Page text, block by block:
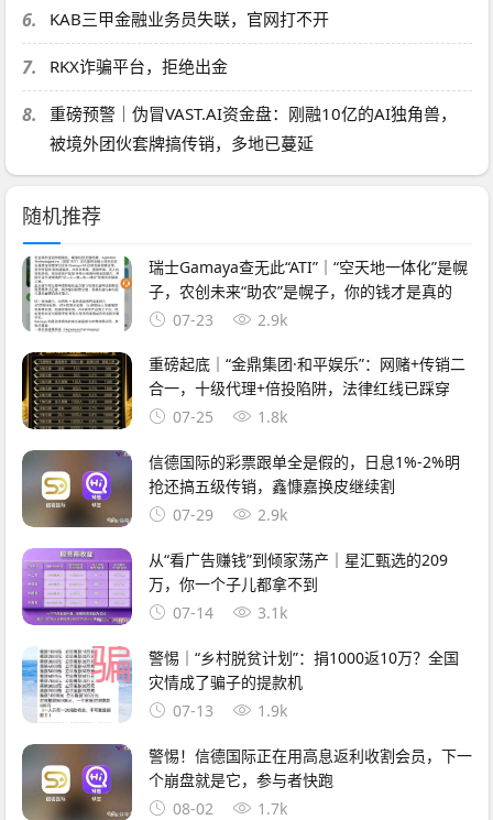
6. KAB三甲金融业务员失联，官网打不开
7. RKX诈骗平台，拒绝出金
8.
重磅预警｜伪冒VAST.AI资金盘：刚融10亿的AI独角兽，
被境外团伙套牌搞传销，多地已蔓延
随机推荐
瑞士Gamaya查无此“ATI”｜“空天地一体化”是幌
子，农创未来“助农”是幌子，你的钱才是真的
07-23
2.9k
重磅起底｜“金鼎集团·和平娱乐”：网赌+传销二
合一，十级代理+倍投陷阱，法律红线已踩穿
07-25
1.8k
信德国际的彩票跟单全是假的，日息1%-2%明
抢还搞五级传销，鑫慷嘉换皮继续割
07-29
2.9k
从“看广告赚钱”到倾家荡产｜星汇甄选的209
万，你一个子儿都拿不到
07-14
3.1k
警惕｜“乡村脱贫计划”：捐1000返10万？全国
灾情成了骗子的提款机
07-13
1.9k
警惕！信德国际正在用高息返利收割会员，下一
个崩盘就是它，参与者快跑
08-02
1.7k